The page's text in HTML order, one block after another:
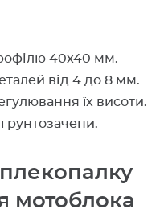
40х40 мм.
від 4 до 8 мм.
їх висоти.
мотоблока